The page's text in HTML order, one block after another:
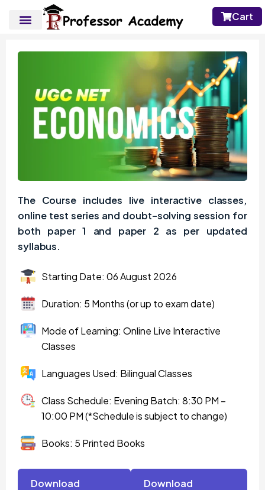
Cart
The Course includes live interactive classes,
online test series and doubt-solving session for
both paper 1 and paper 2 as per updated
syllabus.
Starting Date: 06 August 2026
Duration: 5 Months (or up to exam date)
Mode of Learning: Online Live Interactive
Classes
Languages Used: Bilingual Classes
Class Schedule: Evening Batch: 8:30 PM –
10:00 PM (*Schedule is subject to change)
Books: 5 Printed Books
Download
Download